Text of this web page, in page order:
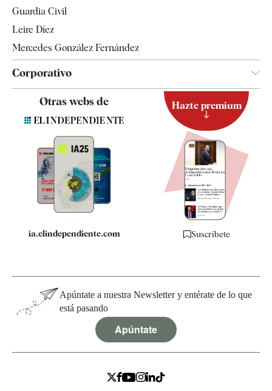
Guardia Civil
Leire Díez
Mercedes González Fernández
Corporativo
Contacto
Quiénes somos
Especificaciones
Otras webs de
ia.elindependiente.com
Hazte premium
Suscríbete
Apúntate a nuestra Newsletter y entérate de lo que
está pasando
Apúntate